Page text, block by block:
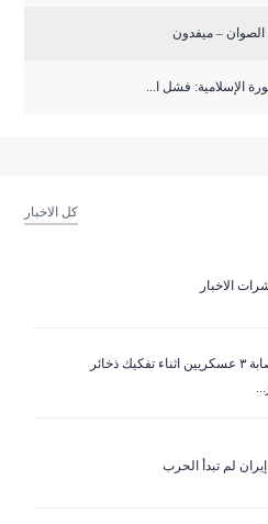
– ميفدون
الإسلامية: فشل ا...
كل الاخبار
الاخبار
الجيش: اصابة ٣ عسكريين اثناء تفكيك ذخائر
لم تبدأ الحرب